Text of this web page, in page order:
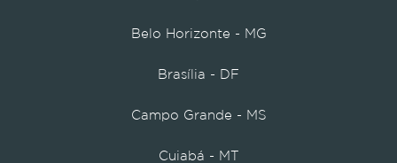
Belo Horizonte - MG
Brasília - DF
Campo Grande - MS
Cuiabá - MT